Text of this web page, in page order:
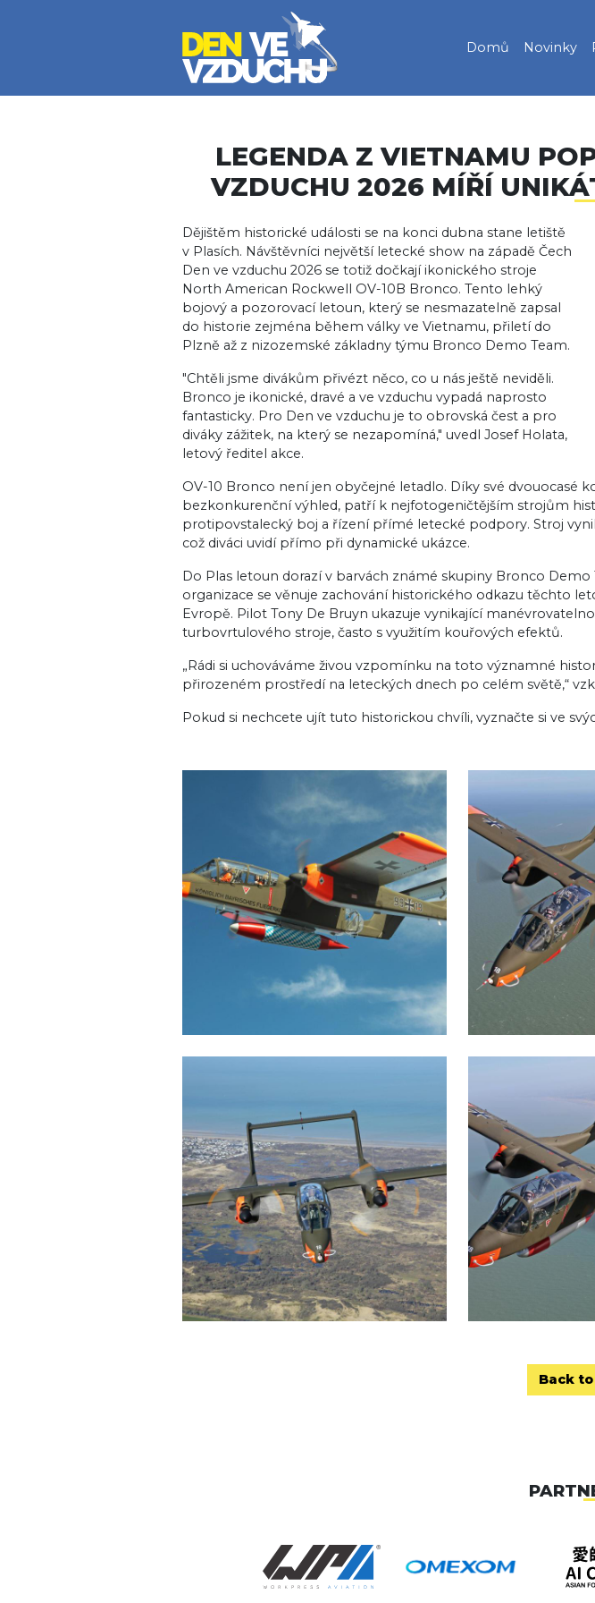
Domů Novinky
LEGENDA Z VIETNAMU
VZDUCHU 2026 MÍŘÍ
Dějištěm historické události se na konci dubna stane letiště
v Plasích. Návštěvníci největší letecké show na západě Čech
Den ve vzduchu 2026 se totiž dočkají ikonického stroje
North American Rockwell OV-10B Bronco. Tento lehký
bojový a pozorovací letoun, který se nesmazatelně zapsal
do historie zejména během války ve Vietnamu, přiletí do
Plzně až z nizozemské základny týmu Bronco Demo Team.
"Chtěli jsme divákům přivézt něco, co u nás ještě neviděli.
Bronco je ikonické, dravé a ve vzduchu vypadá naprosto
fantasticky. Pro Den ve vzduchu je to obrovská čest a pro
diváky zážitek, na který se nezapomíná," uvedl Josef Holata,
letový ředitel akce.
OV-10 Bronco není jen obyčejné letadlo. Díky své dvouocasé
bezkonkurenční výhled, patří k nejfotogeničtějším strojům
protipovstalecký boj a řízení přímé letecké podpory. Stroj
což diváci uvidí přímo při dynamické ukázce.
Do Plas letoun dorazí v barvách známé skupiny Bronco
organizace se věnuje zachování historického odkazu těchto
Evropě. Pilot Tony De Bruyn ukazuje vynikající
turbovrtulového stroje, často s využitím kouřových efektů.
„Rádi si uchováváme živou vzpomínku na toto významné
přirozeném prostředí na leteckých dnech po celém světě,“
Pokud si nechcete ujít tuto historickou chvíli, vyznačte si ve
Back